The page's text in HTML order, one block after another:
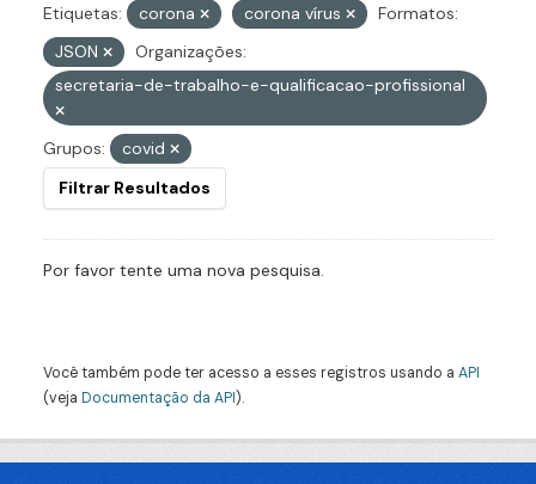
Etiquetas: corona corona vírus
Formatos:
JSON
Organizações:
secretaria-de-trabalho-e-qualificacao-profissional
Grupos:
covid
Filtrar Resultados
Por favor tente uma nova pesquisa.
Você também pode ter acesso a esses registros usando a API
(veja Documentação da API).